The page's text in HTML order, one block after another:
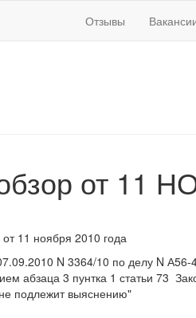
Отзывы
от 11
11 ноября 2010 года
N 3364/10 по делу N А56-
абзаца 3 пунтка 1 статьи 73
подлежит выяснению"